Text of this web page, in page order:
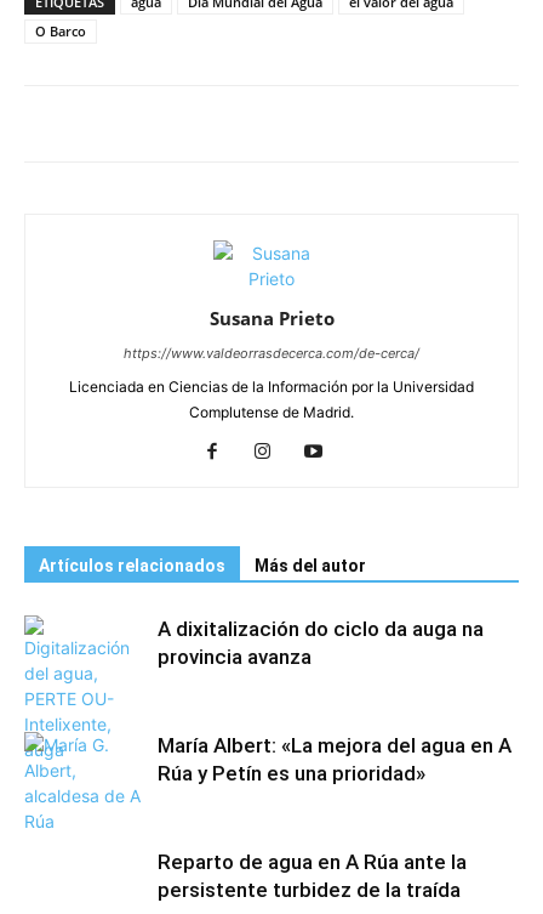
O Barco
Susana Prieto
https://www.valdeorrasdecerca.com/de-cerca/
Licenciada en Ciencias de la Información por la Universidad
Complutense de Madrid.
Artículos relacionados Más del autor
A dixitalización do ciclo da auga na
provincia avanza
María Albert: «La mejora del agua en A
Rúa y Petín es una prioridad»
Reparto de agua en A Rúa ante la
persistente turbidez de la traída